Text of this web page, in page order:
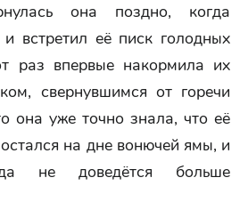
она поздно, когда
встретил её писк голодных
раз впервые накормила их
свернувшимся от горечи
она уже точно знала, что её
на дне вонючей ямы, и
не доведётся больше